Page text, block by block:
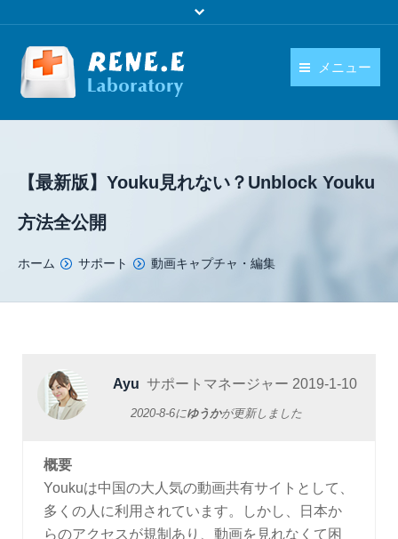
メニュー
日本語
【最新版】Youku見れない？Unblock Youku
方法全公開
You are here:
ホーム サポート 動画キャプチャ・編集
Ayu サポートマネージャー 2019-1-10
2020-8-6にゆうかが更新しました
概要
Youkuは中国の大人気の動画共有サイトとして、
多くの人に利用されています。しかし、日本か
らのアクセスが規制あり、動画を見れなくて困